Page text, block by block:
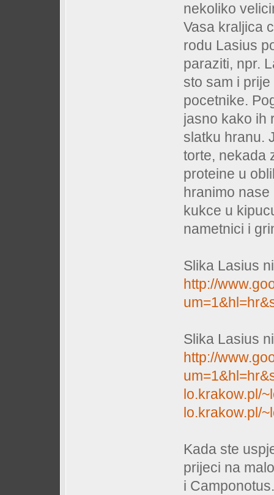
nekoliko
Vasa kraljica
rodu Lasius
paraziti, npr.
sto sam i
pocetnike.
jasno kako ih
slatku hranu.
torte, nekada
proteine u
hranimo
kukce u
nametnici i
Slika Lasius
http://
Slika Lasius
http://
lo.krakow.pl/
lo.krakow.pl/
Kada ste
prijeci na
i